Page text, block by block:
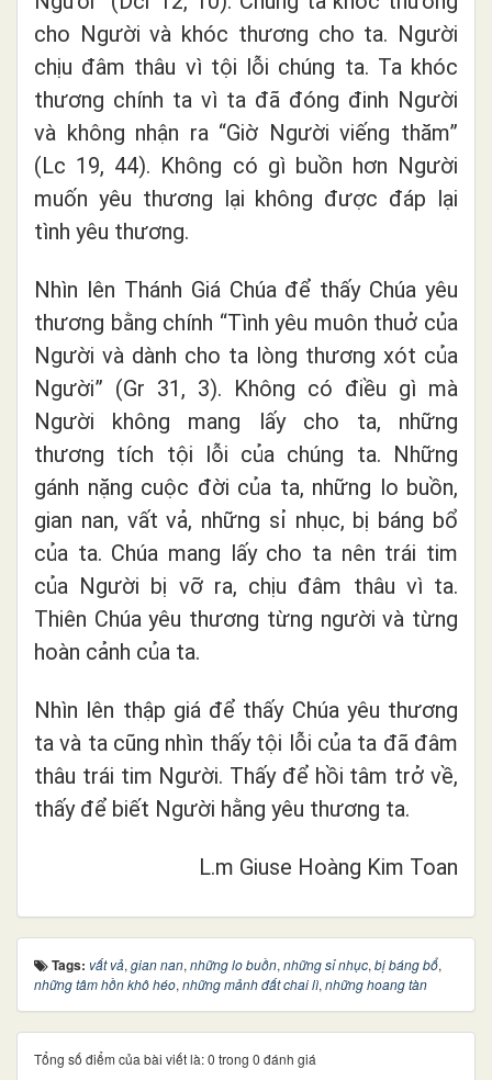
cho Người và khóc thương cho ta. Người
chịu đâm thâu vì tội lỗi chúng ta. Ta khóc
thương chính ta vì ta đã đóng đinh Người
và không nhận ra “Giờ Người viếng thăm”
(Lc 19, 44). Không có gì buồn hơn Người
muốn yêu thương lại không được đáp lại
tình yêu thương.
Nhìn lên Thánh Giá Chúa để thấy Chúa yêu
thương bằng chính “Tình yêu muôn thuở của
Người và dành cho ta lòng thương xót của
Người” (Gr 31, 3). Không có điều gì mà
Người không mang lấy cho ta, những
thương tích tội lỗi của chúng ta. Những
gánh nặng cuộc đời của ta, những lo buồn,
gian nan, vất vả, những sỉ nhục, bị báng bổ
của ta. Chúa mang lấy cho ta nên trái tim
của Người bị vỡ ra, chịu đâm thâu vì ta.
Thiên Chúa yêu thương từng người và từng
hoàn cảnh của ta.
Nhìn lên thập giá để thấy Chúa yêu thương
ta và ta cũng nhìn thấy tội lỗi của ta đã đâm
thâu trái tim Người. Thấy để hồi tâm trở về,
thấy để biết Người hằng yêu thương ta.
L.m Giuse Hoàng Kim Toan
Tags: vất vả, gian nan, những lo buồn, những sỉ nhục, bị báng bổ,
những tâm hồn khô héo, những mảnh đất chai lì, những hoang tàn
Tổng số điểm của bài viết là: 0 trong 0 đánh giá